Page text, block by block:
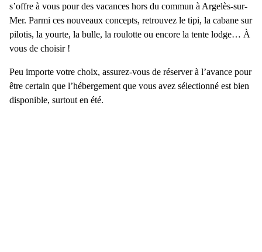
s’offre à vous pour des vacances hors du commun à Argelès-sur-
Mer. Parmi ces nouveaux concepts, retrouvez le tipi, la cabane sur
pilotis, la yourte, la bulle, la roulotte ou encore la tente lodge… À
vous de choisir !
Peu importe votre choix, assurez-vous de réserver à l’avance pour
être certain que l’hébergement que vous avez sélectionné est bien
disponible, surtout en été.